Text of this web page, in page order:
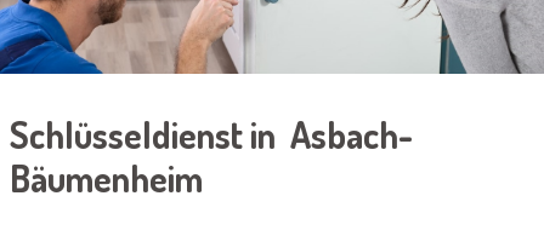
Schlüsseldienst in Asbach-
Bäumenheim